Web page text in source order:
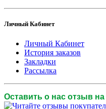
Личный Кабинет
Личный Кабинет
История заказов
Закладки
Рассылка
Оставить о нас отзыв на